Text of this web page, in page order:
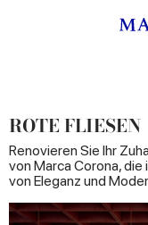
ROTE FLIESEN
Renovieren Sie Ihr
von Marca Corona, die
von Eleganz und